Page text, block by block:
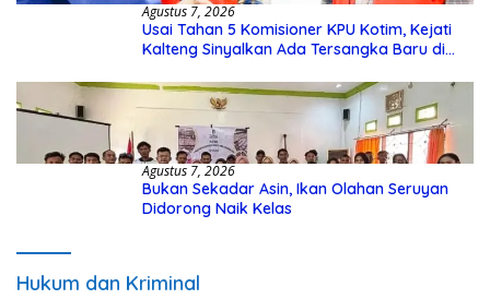
Agustus 7, 2026
Usai Tahan 5 Komisioner KPU Kotim, Kejati
Kalteng Sinyalkan Ada Tersangka Baru di
Agustus 7, 2026
Bukan Sekadar Asin, Ikan Olahan Seruyan
Didorong Naik Kelas
Hukum dan Kriminal